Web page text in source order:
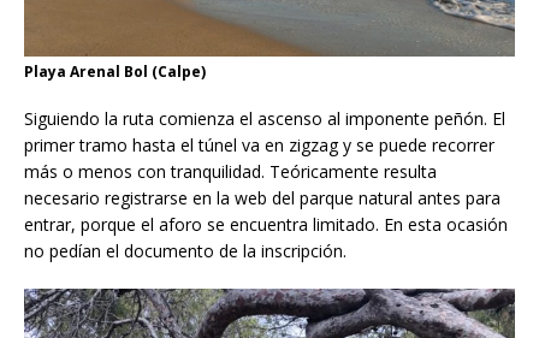
Playa Arenal Bol (Calpe)
Siguiendo la ruta comienza el ascenso al imponente peñón. El
primer tramo hasta el túnel va en zigzag y se puede recorrer
más o menos con tranquilidad. Teóricamente resulta
necesario registrarse en la web del parque natural antes para
entrar, porque el aforo se encuentra limitado. En esta ocasión
no pedían el documento de la inscripción.